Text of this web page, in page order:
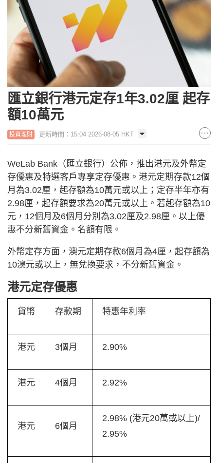
匯立銀行港元定存1年3.02厘 起存
額10萬元
投資理財 更新時間：15:04 2026-08-05 HKT
WeLab Bank（匯立銀行）公佈，推出港元及外幣定
存優惠及特選客戶專享定存優惠。港元定期存款12個
月為3.02厘，起存額為10萬元或以上；定存半年亦有
2.98厘，起存額要求為20萬元或以上。若起存額為10
元，12個月及6個月分別為3.02厘及2.98厘。以上優
惠不分新舊資金。名額有限。
外幣定存方面，澳元定期存款6個月為4厘，起存額為
10澳元或以上，無兌換要求，不分新舊資金。
港元定存優惠
貨幣 存款期 特惠年利率
港元 3個月 2.90%
港元 4個月 2.92%
港元 6個月
2.98% (港元20萬或以上)/
2.95%